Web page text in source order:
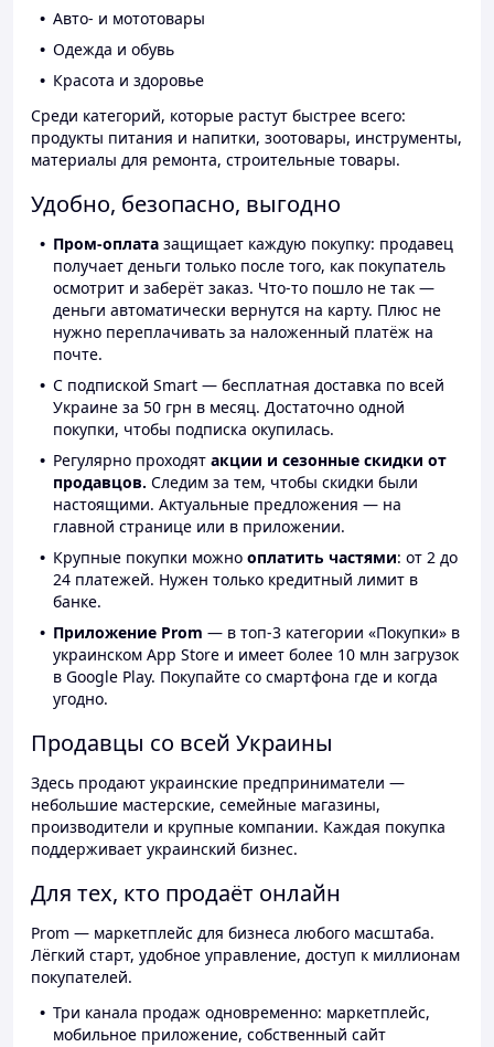
Авто- и мототовары
Одежда и обувь
Красота и здоровье
Среди категорий, которые растут быстрее всего:
продукты питания и напитки, зоотовары, инструменты,
материалы для ремонта, строительные товары.
Удобно, безопасно, выгодно
Пром-оплата защищает каждую покупку: продавец
получает деньги только после того, как покупатель
осмотрит и заберёт заказ. Что-то пошло не так —
деньги автоматически вернутся на карту. Плюс не
нужно переплачивать за наложенный платёж на
почте.
С подпиской Smart — бесплатная доставка по всей
Украине за 50 грн в месяц. Достаточно одной
покупки, чтобы подписка окупилась.
Регулярно проходят акции и сезонные скидки от
продавцов. Следим за тем, чтобы скидки были
настоящими. Актуальные предложения — на
главной странице или в приложении.
Крупные покупки можно оплатить частями: от 2 до
24 платежей. Нужен только кредитный лимит в
банке.
Приложение Prom — в топ-3 категории «Покупки» в
украинском App Store и имеет более 10 млн загрузок
в Google Play. Покупайте со смартфона где и когда
угодно.
Продавцы со всей Украины
Здесь продают украинские предприниматели —
небольшие мастерские, семейные магазины,
производители и крупные компании. Каждая покупка
поддерживает украинский бизнес.
Для тех, кто продаёт онлайн
Prom — маркетплейс для бизнеса любого масштаба.
Лёгкий старт, удобное управление, доступ к миллионам
покупателей.
Три канала продаж одновременно: маркетплейс,
мобильное приложение, собственный сайт